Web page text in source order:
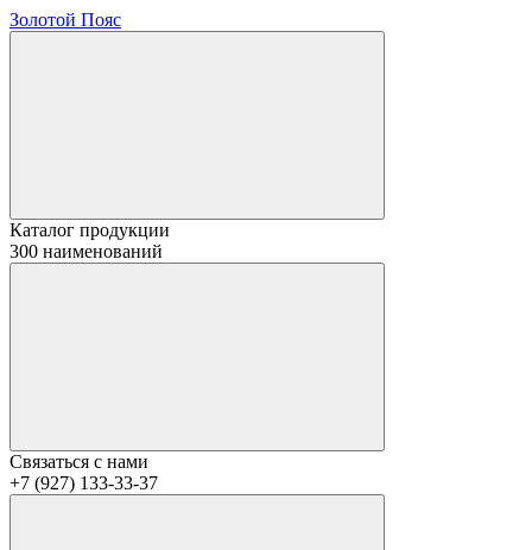
Золотой Пояс
Каталог продукции
300 наименований
Связаться с нами
+7 (927) 133-33-37